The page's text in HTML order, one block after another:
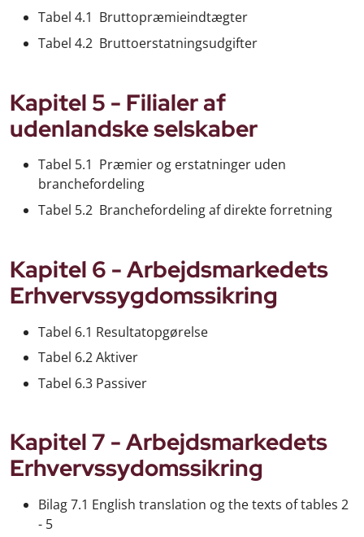
Tabel 4.1 Bruttopræmieindtægter
Tabel 4.2 Bruttoerstatningsudgifter
Kapitel 5 - Filialer af
udenlandske selskaber
Tabel 5.1 Præmier og erstatninger uden
branchefordeling
Tabel 5.2 Branchefordeling af direkte forretning
Kapitel 6 - Arbejdsmarkedets
Erhvervssygdomssikring
Tabel 6.1 Resultatopgørelse
Tabel 6.2 Aktiver
Tabel 6.3 Passiver
Kapitel 7 - Arbejdsmarkedets
Erhvervssydomssikring
Bilag 7.1 English translation og the texts of tables 2
- 5